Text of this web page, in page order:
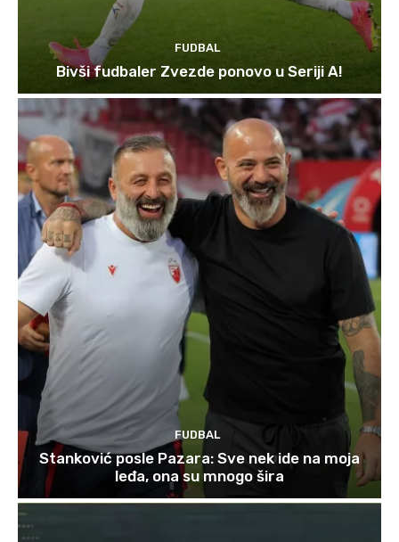
FUDBAL
Bivši fudbaler Zvezde ponovo u Seriji A!
FUDBAL
Stanković posle Pazara: Sve nek ide na moja
leđa, ona su mnogo šira